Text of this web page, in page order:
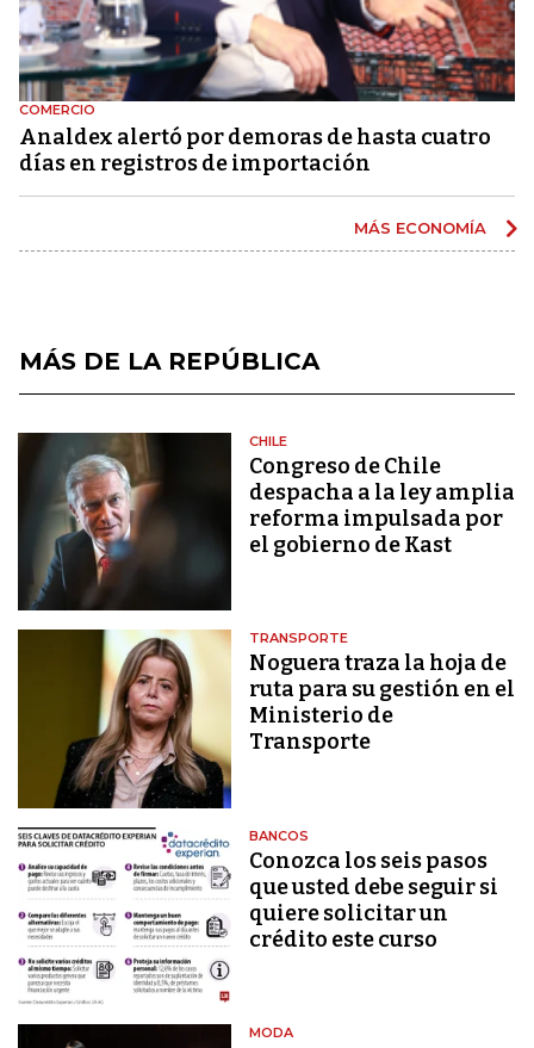
COMERCIO
Analdex alertó por demoras de hasta cuatro
días en registros de importación
MÁS ECONOMÍA
MÁS DE LA REPÚBLICA
CHILE
Congreso de Chile
despacha a la ley amplia
reforma impulsada por
el gobierno de Kast
TRANSPORTE
Noguera traza la hoja de
ruta para su gestión en el
Ministerio de
Transporte
BANCOS
Conozca los seis pasos
que usted debe seguir si
quiere solicitar un
crédito este curso
MODA